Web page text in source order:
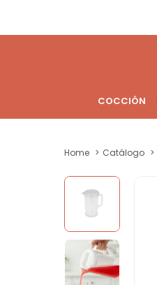
COCCIÓN
Home Catálogo